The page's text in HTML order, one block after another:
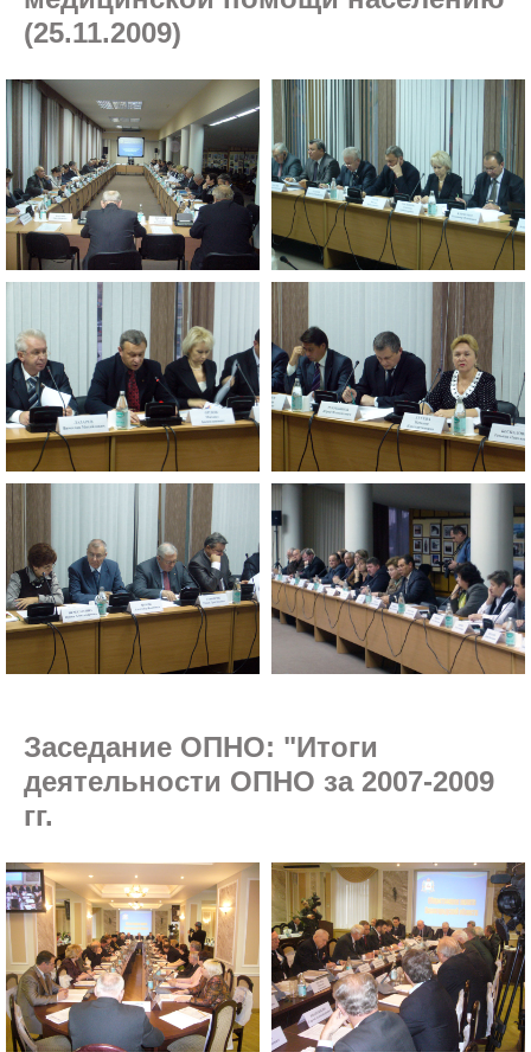
(25.11.2009)
Заседание ОПНО: "Итоги
деятельности ОПНО за 2007-2009
гг.